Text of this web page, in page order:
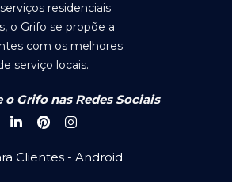
residenciais
o Grifo se propõe a
com os melhores
serviço locais.
Grifo nas Redes Sociais
Clientes - Android